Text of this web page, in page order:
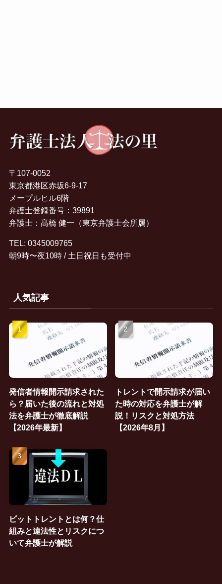
〒107-0052
東京都港区赤坂6-9-17
メープルヒル6階
弁護士登録番号：39891
弁護士：髙橋 健一（東京弁護士会所属）
TEL: 0345009765
朝9時〜夜10時 / 土日祝日も受付中
人気記事
発信者情報開示請求された
ら？届いた後の流れと対処
法を弁護士が徹底解説
【2026年最新】
トレントで開示請求が届い
た時の対応を弁護士が解
説！リスクと対処方法
【2026年8月】
ビットトレントとは何？仕
組みと違法性とリスクにつ
いて弁護士が解説